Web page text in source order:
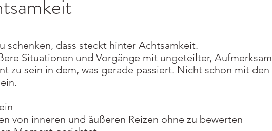
schenken, dass steckt hinter Achtsamkeit.
Situationen und Vorgänge mit ungeteilter,
zu sein in dem, was gerade passiert. Nicht schon mit den
von inneren und äußeren Reizen ohne zu bewerten